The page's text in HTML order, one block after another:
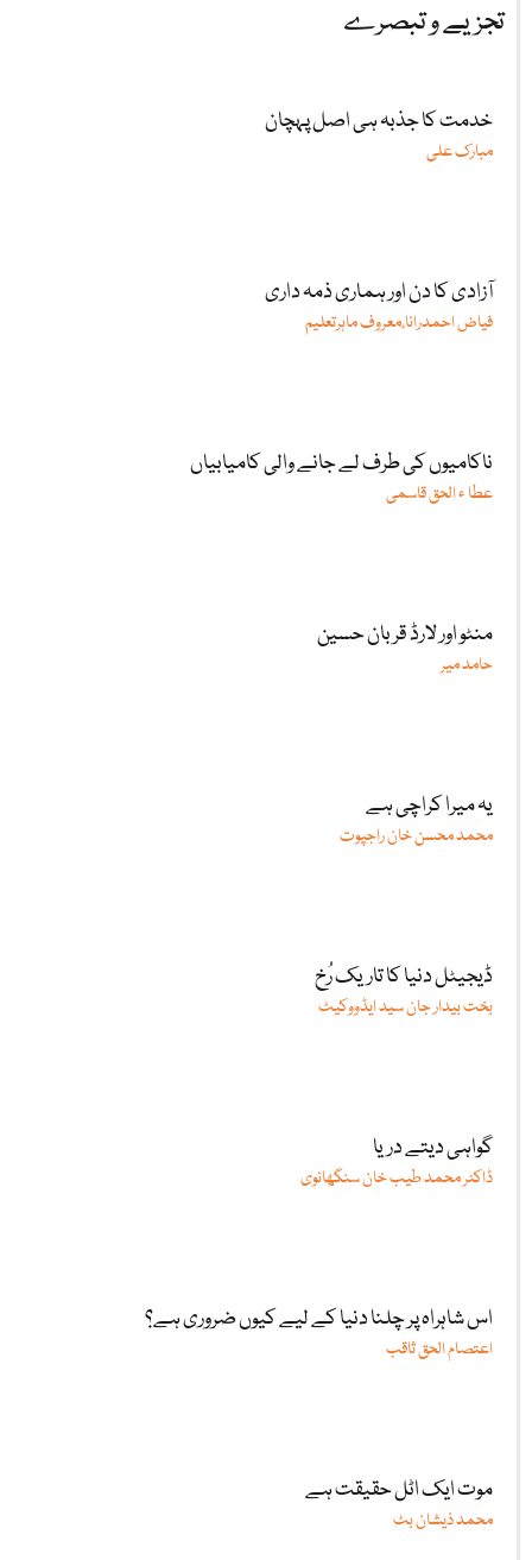
تجزیے و تبصرے
خدمت کا جذبہ ہی اصل پہچان
مبارک علی
آزادی کا دن اور ہماری ذمہ داری
فیاض احمدرانا،معروف ماہرتعلیم
ناکامیوں کی طرف لے جانے والی کامیابیاں
عطا ء الحق قاسمی
منٹو اور لارڈ قربان حسین
حامد میر
یہ میرا کراچی ہے
محمد محسن خان راجپوت
ڈیجیٹل دنیا کا تاریک رُخ
بخت بیدار جان سید ایڈووکیٹ
گواہی دیتے دریا
ڈاکٹر محمد طیب خان سنگھانوی
اس شاہراہ پر چلنا دنیا کے لیے کیوں ضروری ہے؟
اعتصام الحق ثاقب
موت ایک اٹل حقیقت ہے
محمد ذیشان بٹ